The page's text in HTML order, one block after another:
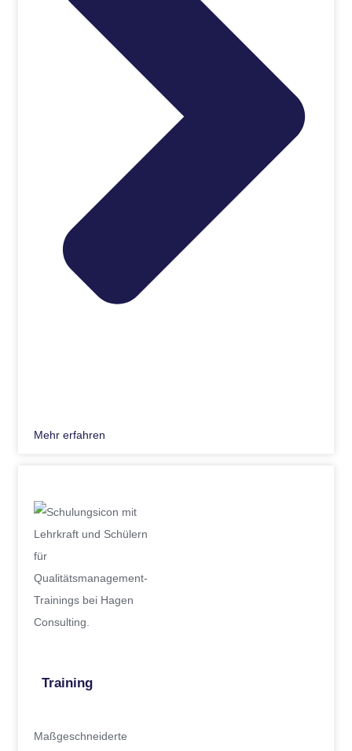
Mehr erfahren
Training
Maßgeschneiderte